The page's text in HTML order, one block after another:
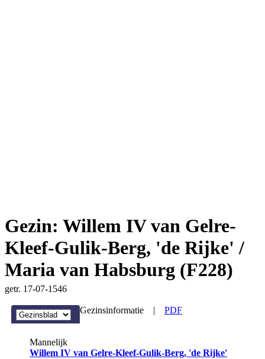
Gezin: Willem IV van Gelre-
Kleef-Gulik-Berg, 'de Rijke' /
Maria van Habsburg (F228)
getr. 17-07-1546
Gezinsinformatie | PDF
Mannelijk
Willem IV van Gelre-Kleef-Gulik-Berg, 'de Rijke'